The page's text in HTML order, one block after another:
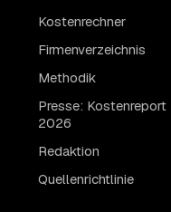
Kostenrechner
Firmenverzeichnis
Methodik
Presse: Kostenreport
2026
Redaktion
Quellenrichtlinie